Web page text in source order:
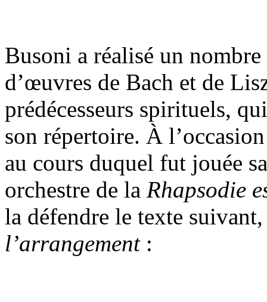
Busoni a réalisé un
d’œuvres de Bach et de
prédécesseurs spirituels,
son répertoire. À
au cours duquel fut jouée
orchestre de la Rhapsodie
la défendre le texte
l’arrangement :